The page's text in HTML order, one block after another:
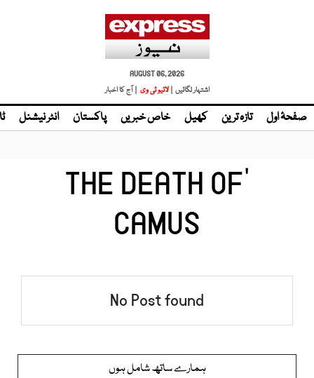
AUGUST 06, 2026
اشتہار لگائیں | لائیو ٹی وی | آج کا اخبار
صفحۂ اول تازہ ترین کھیل خاص خبریں پاکستان انٹر نیشنل
'THE DEATH OF
CAMUS
No Post found
ہمارے ساتھ شامل ہوں